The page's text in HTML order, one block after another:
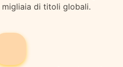
di titoli globali.